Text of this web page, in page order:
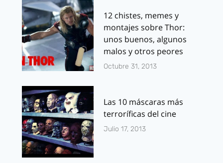
12 chistes, memes y
montajes sobre Thor:
unos buenos, algunos
malos y otros peores
Octubre 31, 2013
Las 10 máscaras más
terroríficas del cine
Julio 17, 2013